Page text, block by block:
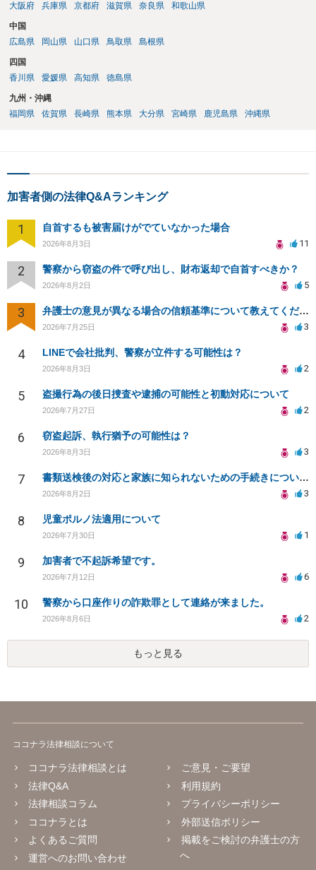
大阪府
兵庫県 京都府 滋賀県 奈良県 和歌山県
中国
広島県
岡山県 山口県 鳥取県 島根県
四国
香川県
愛媛県 高知県 徳島県
九州・沖縄
福岡県
佐賀県 長崎県 熊本県 大分県 宮崎県 鹿児島県 沖縄県
加害者側の法律Q&Aランキング
1 自首するも被害届けがでていなかった場合
2026年8月3日 11
2 警察から窃盗の件で呼び出し、財布返却で自首すべきか？
2026年8月2日 5
3 弁護士の意見が異なる場合の信頼基準について教えてください
2026年7月25日 3
4 LINEで会社批判、警察が立件する可能性は？
2026年8月3日 2
5 盗撮行為の後日捜査や逮捕の可能性と初動対応について
2026年7月27日 2
6 窃盗起訴、執行猶予の可能性は？
2026年8月3日 3
7 書類送検後の対応と家族に知られないための手続きについて相談
2026年8月2日 3
8 児童ポルノ法適用について
2026年7月30日 1
9 加害者で不起訴希望です。
2026年7月12日 6
10 警察から口座作りの詐欺罪として連絡が来ました。
2026年8月6日 2
もっと見る
ココナラ法律相談について
ココナラ法律相談とは
法律Q&A
法律相談コラム
ココナラとは
よくあるご質問
運営へのお問い合わせ
ご意見・ご要望
利用規約
プライバシーポリシー
外部送信ポリシー
掲載をご検討の弁護士の方
へ